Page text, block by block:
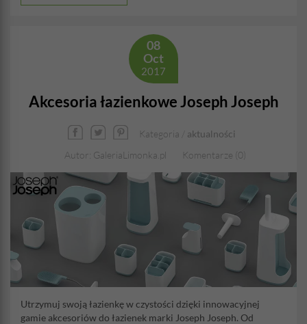
08
Oct
2017
Akcesoria łazienkowe Joseph Joseph
Kategoria / aktualności
Autor: GaleriaLimonka.pl
Komentarze (0)
Utrzymuj swoją łazienkę w czystości dzięki innowacyjnej
gamie akcesoriów do łazienek marki Joseph Joseph. Od